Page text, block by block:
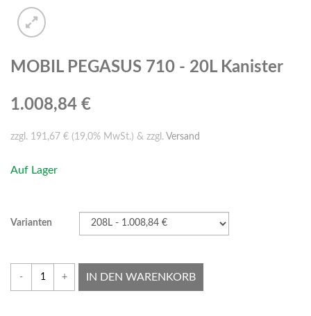
MOBIL PEGASUS 710 - 20L Kanister
1.008,84 €
zzgl. 191,67 € (19,0% MwSt.) & zzgl. Versand
Auf Lager
Varianten
- + IN DEN WARENKORB